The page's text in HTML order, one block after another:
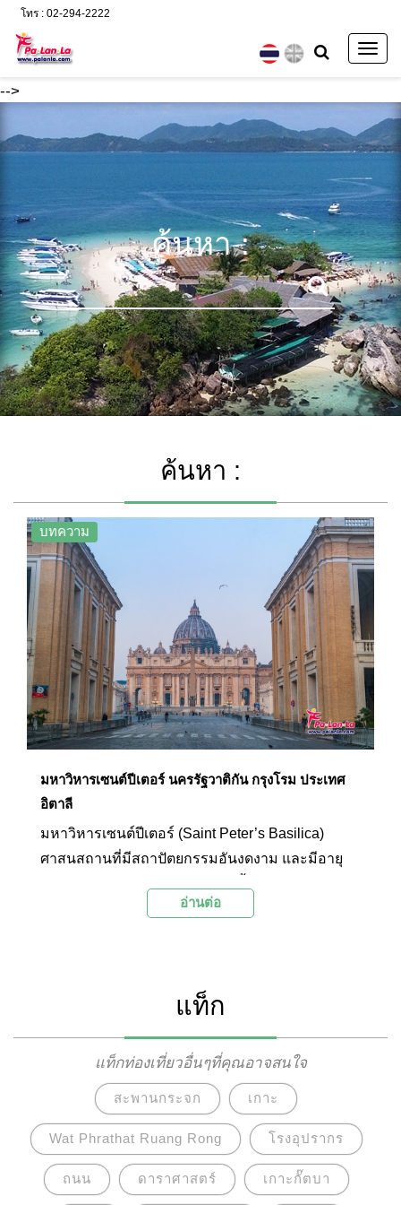
-->
โทร : 02-294-2222
ค้นหา :
ค้นหา :
บทความ
มหาวิหารเซนต์ปีเตอร์ นครรัฐวาติกัน กรุงโรม ประเทศ
อิตาลี
มหาวิหารเซนต์ปีเตอร์ (Saint Peter’s Basilica)
ศาสนสถานที่มีสถาปัตยกรรมอันงดงาม และมีอายุ
ยิ่งใหญ่ประจำนครรัฐวาติกัน ซึ่งเป็นอีกหนึ่งสถานที่
อ่านต่อ
แท็ก
แท็กท่องเที่ยวอื่นๆที่คุณอาจสนใจ
สะพานกระจก เกาะ
Wat Phrathat Ruang Rong โรงอุปรากร
ถนน ดาราศาสตร์ เกาะกั๊ตบา